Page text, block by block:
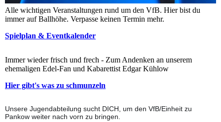
Alle wichtigen Veranstaltungen rund um den VfB. Hier bist du
immer auf Ballhöhe. Verpasse keinen Termin mehr.
Spielplan & Eventkalender
Immer wieder frisch und frech - Zum Andenken an unserem
ehemaligen Edel-Fan und Kabarettist Edgar Kühlow
Hier gibt's was zu schmunzeln
Unsere Jugendabteilung sucht DICH, um den VfB/Einheit zu
Pankow weiter nach vorn zu bringen.